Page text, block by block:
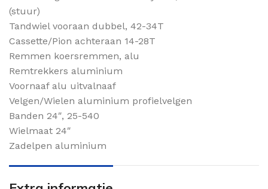
(stuur)
Tandwiel vooraan dubbel, 42-34T
Cassette/Pion achteraan 14-28T
Remmen koersremmen, alu
Remtrekkers aluminium
Voornaaf alu uitvalnaaf
Velgen/Wielen aluminium profielvelgen
Banden 24″, 25-540
Wielmaat 24″
Zadelpen aluminium